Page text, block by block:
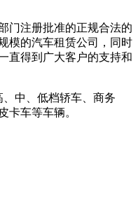
门注册批准的正规合法的
模的汽车租赁公司，同时
直得到广大客户的支持和
中、低档轿车、商务
卡车等车辆。